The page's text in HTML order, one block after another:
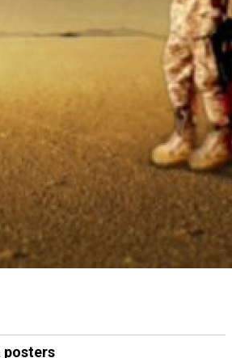
posters